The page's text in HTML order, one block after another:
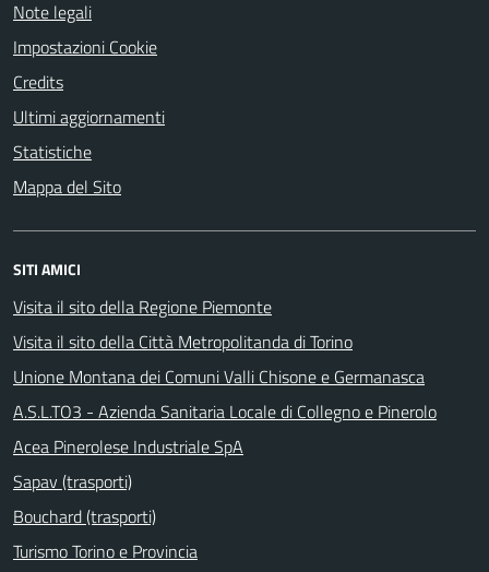
Note legali
Impostazioni Cookie
Credits
Ultimi aggiornamenti
Statistiche
Mappa del Sito
SITI AMICI
Visita il sito della Regione Piemonte
Visita il sito della Città Metropolitanda di Torino
Unione Montana dei Comuni Valli Chisone e Germanasca
A.S.L.TO3 - Azienda Sanitaria Locale di Collegno e Pinerolo
Acea Pinerolese Industriale SpA
Sapav (trasporti)
Bouchard (trasporti)
Turismo Torino e Provincia